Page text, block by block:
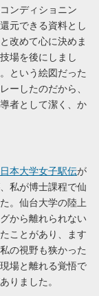
ンディショニン
元できる資料とし
改めて心に決めま
場を後にしまし
という絵図だった
ーしたのだから、
者として潔く、か
本大学女子駅伝が
私が博士課程で仙
。仙台大学の陸上
から離れられない
ことがあり、ます
の視野も狭かった
現場と離れる覚悟で
りました。